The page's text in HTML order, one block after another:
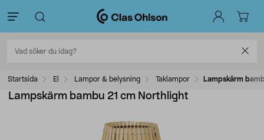
Startsida El Lampor & belysning Taklampor Lampskärm
Lampskärm bambu 21 cm Northlight